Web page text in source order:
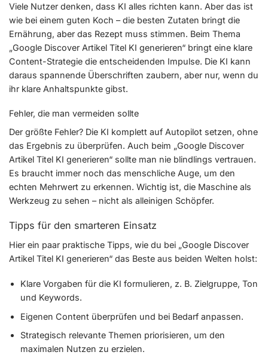
Viele Nutzer denken, dass KI alles richten kann. Aber das ist
wie bei einem guten Koch – die besten Zutaten bringt die
Ernährung, aber das Rezept muss stimmen. Beim Thema
„Google Discover Artikel Titel KI generieren“ bringt eine klare
Content-Strategie die entscheidenden Impulse. Die KI kann
daraus spannende Überschriften zaubern, aber nur, wenn du
ihr klare Anhaltspunkte gibst.
Fehler, die man vermeiden sollte
Der größte Fehler? Die KI komplett auf Autopilot setzen, ohne
das Ergebnis zu überprüfen. Auch beim „Google Discover
Artikel Titel KI generieren“ sollte man nie blindlings vertrauen.
Es braucht immer noch das menschliche Auge, um den
echten Mehrwert zu erkennen. Wichtig ist, die Maschine als
Werkzeug zu sehen – nicht als alleinigen Schöpfer.
Tipps für den smarteren Einsatz
Hier ein paar praktische Tipps, wie du bei „Google Discover
Artikel Titel KI generieren“ das Beste aus beiden Welten holst:
Klare Vorgaben für die KI formulieren, z. B. Zielgruppe, Ton
und Keywords.
Eigenen Content überprüfen und bei Bedarf anpassen.
Strategisch relevante Themen priorisieren, um den
maximalen Nutzen zu erzielen.